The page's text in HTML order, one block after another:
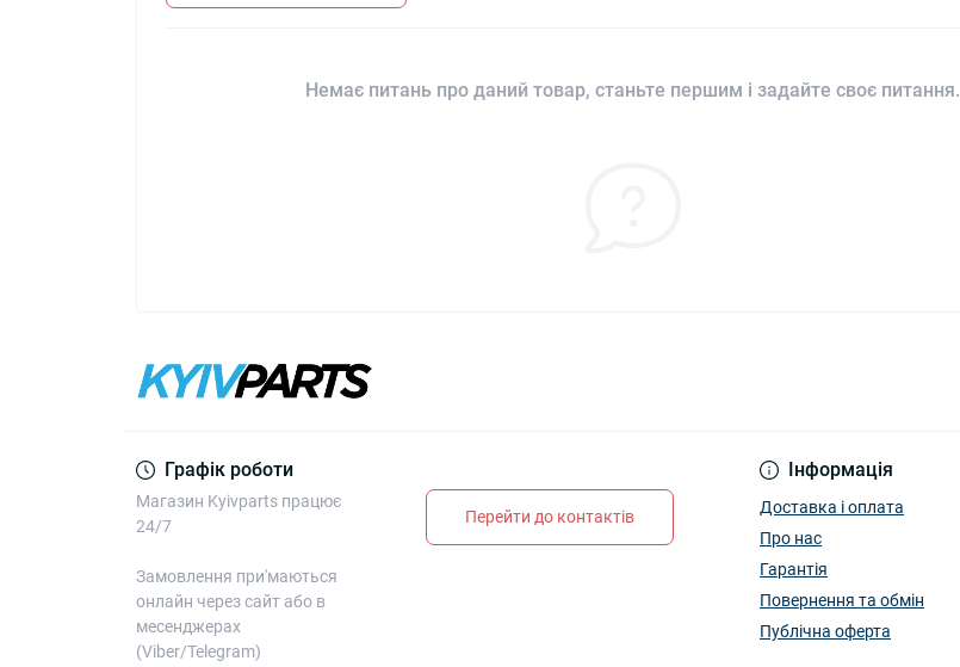
Немає питань про даний товар, станьте першим і задайте своє питання.
Графік роботи
Магазин Kyivparts працює
24/7
Замовлення при'маються
онлайн через сайт або в
месенджерах
(Viber/Telegram)
Перейти до контактів
Інформація
Доставка і оплата
Про нас
Гарантія
Повернення та обмін
Публічна оферта